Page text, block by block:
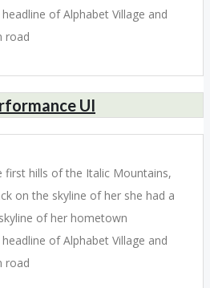
of Alphabet Village and
road
UI
first hills of the Italic Mountains,
on the skyline of her she had a
of her hometown
of Alphabet Village and
road